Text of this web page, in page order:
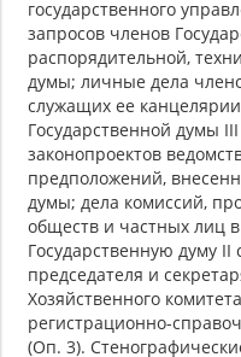
государственного
запросов членов
распорядительной,
думы; личные дела
служащих ее
Государственной думы
законопроектов
предположений,
думы; дела комиссий,
обществ и частных лиц
Государственную думу II
председателя и
Хозяйственного
регистрационно-
(Оп. 3).